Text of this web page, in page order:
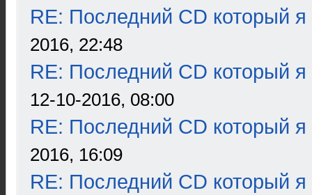
RE: Последний CD который я
2016, 22:48
RE: Последний CD который я
12-10-2016, 08:00
RE: Последний CD который я
2016, 16:09
RE: Последний CD который я